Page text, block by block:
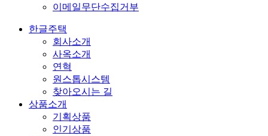
이메일무단수집거부
한글주택
회사소개
사옥소개
연혁
원스톱시스템
찾아오시는 길
상품소개
기획상품
인기상품